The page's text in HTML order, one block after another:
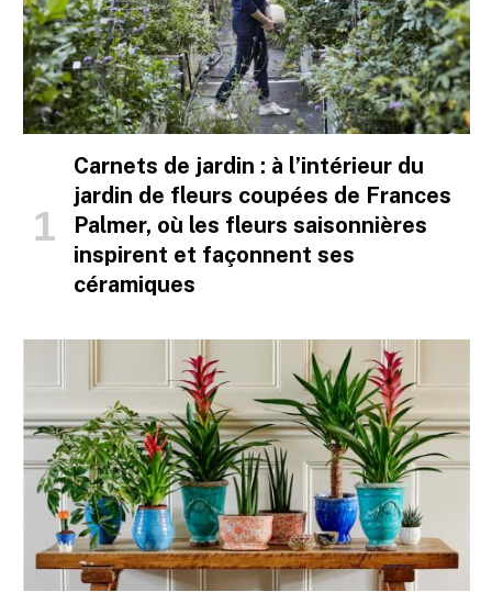
Carnets de jardin : à l’intérieur du
jardin de fleurs coupées de Frances
Palmer, où les fleurs saisonnières
inspirent et façonnent ses
céramiques